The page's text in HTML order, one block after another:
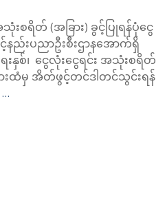
းစရိတ် (အခြား) ခွင့်ပြုရန်ပုံငွေ
ည်းပညာဦးစီးဌာနအောက်ရှိ
းနှစ်၊ ငွေလုံးငွေရင်း အသုံးစရိတ်
ျားထံမှ အိတ်ဖွင့်တင်ဒါတင်သွင်းရန်
…